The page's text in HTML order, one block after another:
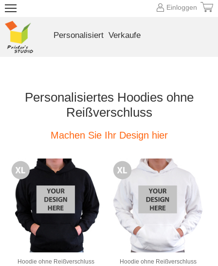
Personalisiertes Hoodies ohne
Reißverschluss
Machen Sie Ihr Design hier
Hoodie ohne Reißverschluss
Hoodie ohne Reißverschluss
Einloggen
Personalisiert Verkaufe